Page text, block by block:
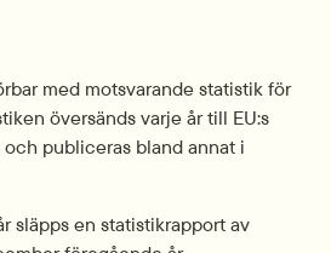
med motsvarande statistik för
översänds varje år till EU:s
publiceras bland annat i
släpps en statistikrapport av